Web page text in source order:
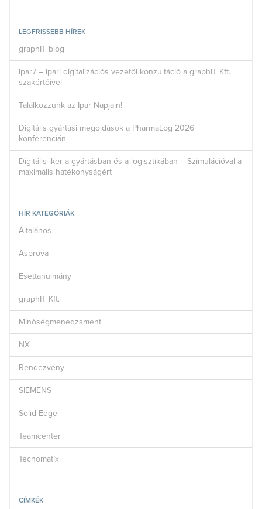
LEGFRISSEBB HÍREK
graphIT blog
Ipar7 – ipari digitalizációs vezetői konzultáció a graphIT Kft.
szakértőivel
Találkozzunk az Ipar Napjain!
Digitális gyártási megoldások a PharmaLog 2026
konferencián
Digitális iker a gyártásban és a logisztikában – Szimulációval a
maximális hatékonyságért
HÍR KATEGÓRIÁK
Általános
Asprova
Esettanulmány
graphIT Kft.
Minőségmenedzsment
NX
Rendezvény
SIEMENS
Solid Edge
Teamcenter
Tecnomatix
CÍMKÉK